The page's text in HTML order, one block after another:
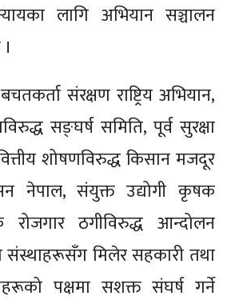
लागि अभियान सञ्चालन
संरक्षण राष्ट्रिय अभियान,
सङ्घर्ष समिति, पूर्व सुरक्षा
शोषणविरुद्ध किसान मजदूर
नेपाल, संयुक्त उद्योगी कृषक
ठगीविरुद्ध आन्दोलन
मिलेर सहकारी तथा
पक्षमा सशक्त संघर्ष गर्ने